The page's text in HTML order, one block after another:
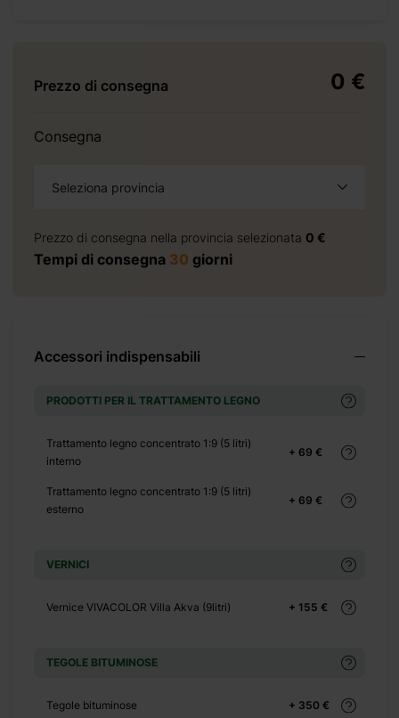
Prezzo di consegna 0 €
Consegna
Seleziona provincia
Prezzo di consegna nella provincia selezionata 0 €
Tempi di consegna 30 giorni
Accessori indispensabili
PRODOTTI PER IL TRATTAMENTO LEGNO
+ 69 €
Trattamento legno concentrato 1:9 (5 litri)
interno
+ 69 €
Trattamento legno concentrato 1:9 (5 litri)
esterno
VERNICI
+ 155 €
Vernice VIVACOLOR Villa Akva (9litri)
TEGOLE BITUMINOSE
+ 350 €
Tegole bituminose
552 €
+ 130 €
+ 0 €
500 €
+ 0 €
449 €
+ 0 €
+ 0 €